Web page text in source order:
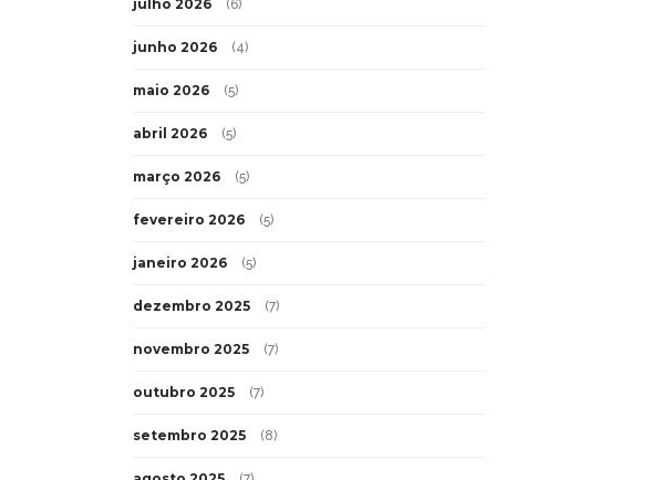
julho 2026 (6)
junho 2026 (4)
maio 2026 (5)
abril 2026 (5)
março 2026 (5)
fevereiro 2026 (5)
janeiro 2026 (5)
dezembro 2025 (7)
novembro 2025 (7)
outubro 2025 (7)
setembro 2025 (8)